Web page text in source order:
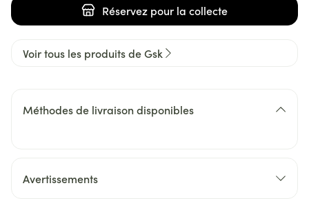
Réservez pour la collecte
Voir tous les produits de Gsk
Méthodes de livraison disponibles
Avertissements